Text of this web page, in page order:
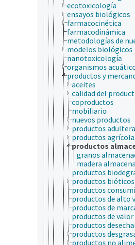
ecotoxicología
ensayos biológicos
farmacocinética
farmacodinámica
metodologías de
modelos biológicos
nanotoxicología
organismos
productos y
aceites
calidad del
coproductos
mobiliario
nuevos productos
productos
productos
productos
granos
madera
productos
productos bióticos
productos
productos de alto
productos de
productos de
productos
productos
productos no